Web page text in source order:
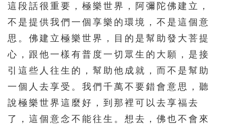
146 147 148 149 150
151 152 153 154 155
156 157 158 159 160
166 167 168 169 170
171 172 173 174 175
176 177 178 179 180
這段話很重要，極樂世界，阿彌陀佛建立，
不是提供我們一個享樂的環境，不是這個意
思。佛建立極樂世界，目的是幫助發大菩提
心，跟他一樣有普度一切眾生的大願，是接
引這些人往生的，幫助他成就，而不是幫助
一個人去享受。我們千萬不要錯會意思，聽
說極樂世界這麼好，到那裡可以去享福去
了，這個意念不能往生。想去，佛也不會來